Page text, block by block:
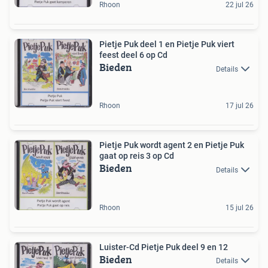
Rhoon 22 jul 26
Pietje Puk deel 1 en Pietje Puk viert
feest deel 6 op Cd
Bieden Details
Rhoon 17 jul 26
Pietje Puk wordt agent 2 en Pietje Puk
gaat op reis 3 op Cd
Bieden Details
Rhoon 15 jul 26
Luister-Cd Pietje Puk deel 9 en 12
Bieden Details